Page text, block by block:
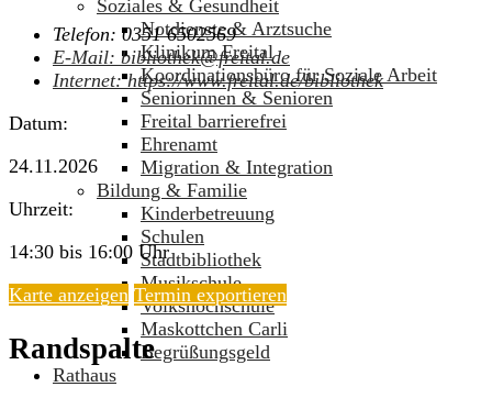
Soziales & Gesundheit
Notdienste & Arztsuche
Klinikum Freital
Koordinationsbüro für Soziale Arbeit
Seniorinnen & Senioren
Freital barrierefrei
Ehrenamt
Migration & Integration
Bildung & Familie
Kinderbetreuung
Schulen
Stadtbibliothek
Musikschule
Volkshochschule
Maskottchen Carli
Begrüßungsgeld
Rathaus
Telefon: 0351 6502569
E-Mail: bibliothek@freital.de
Internet:https://www.freital.de/bibliothek
Datum:
24.11.2026
Uhrzeit:
14:30 bis 16:00 Uhr
Karte anzeigen Termin exportieren
Randspalte